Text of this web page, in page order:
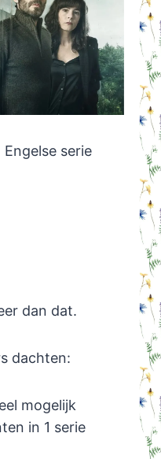
serie
dan dat.
dachten:
mogelijk
in 1 serie